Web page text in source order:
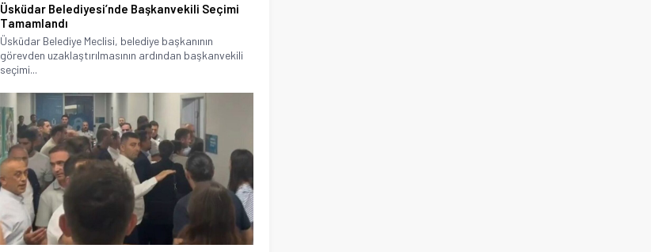
Üsküdar Belediyesi’nde Başkanvekili Seçimi
Tamamlandı
Üsküdar Belediye Meclisi, belediye başkanının
görevden uzaklaştırılmasının ardından başkanvekili
seçimi...